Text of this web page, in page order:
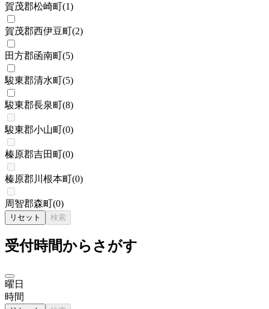
賀茂郡松崎町(1)
賀茂郡西伊豆町(2)
田方郡函南町(5)
駿東郡清水町(5)
駿東郡長泉町(8)
駿東郡小山町(0)
榛原郡吉田町(0)
榛原郡川根本町(0)
周智郡森町(0)
リセット 検索
受付時間からさがす
曜日
時間